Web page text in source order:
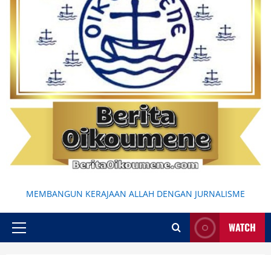
MEMBANGUN KERAJAAN ALLAH DENGAN JURNALISME
Primary
WATCH